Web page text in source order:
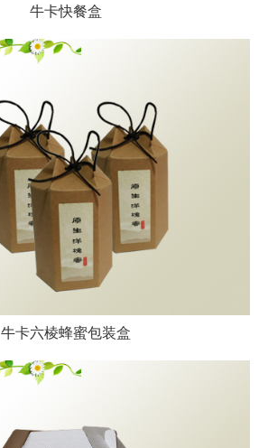
牛卡快餐盒
牛卡六棱蜂蜜包装盒